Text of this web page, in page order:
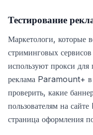
Тестирование
Маркетологи, которые
стриминговых
используют прокси для
реклама Paramount+ в
проверить, какие
пользователям на
страница оформления